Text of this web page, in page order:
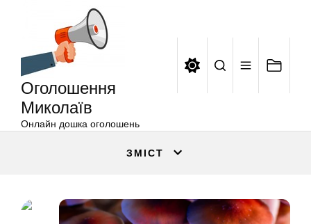
Оголошення
Миколаїв
Онлайн дошка оголошень
ЗМІСТ